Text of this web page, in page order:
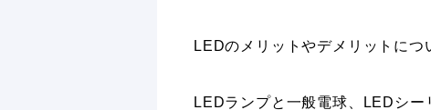
LEDのメリットやデメリットにつ
LEDランプと一般電球、LEDシ